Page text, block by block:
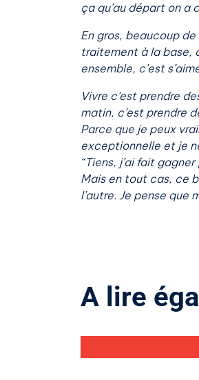
ça qu’au départ on a
En gros, beaucoup
traitement à la base,
ensemble, c’est
Vivre c’est prendre
matin, c’est prendre
Parce que je peux
exceptionnelle et je
“Tiens, j’ai fait
Mais en tout cas, ce
l’autre. Je pense que
A lire